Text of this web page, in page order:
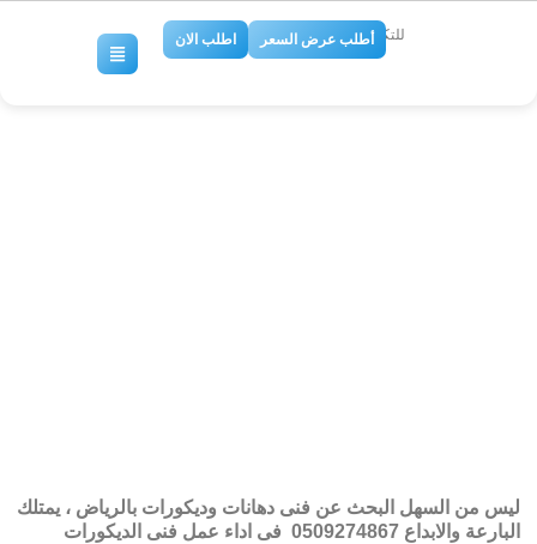
للتكييف والتبريد
أطلب عرض السعر اطلب الان
ليس من السهل البحث عن فنى دهانات وديكورات بالرياض ، يمتلك
البارعة والابداع 0509274867 فى اداء عمل فنى الديكورات